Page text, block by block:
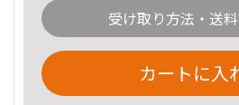
受け取り方法・送
カートに入